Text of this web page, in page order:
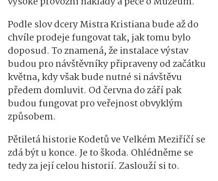
Podle slov dcery Mistra Kristiana bude až do
chvíle prodeje fungovat tak, jak tomu bylo
doposud. To znamená, že instalace výstav
budou pro návštěvníky připraveny od začátku
května, kdy však bude nutné si návštěvu
předem domluvit. Od června do září pak
budou fungovat pro veřejnost obvyklým
způsobem.
Pětiletá historie Kodetů ve Velkém Meziříčí se
zdá být u konce. Je to škoda. Ohlédněme se
tedy za její celou historií. Zaslouží si to.